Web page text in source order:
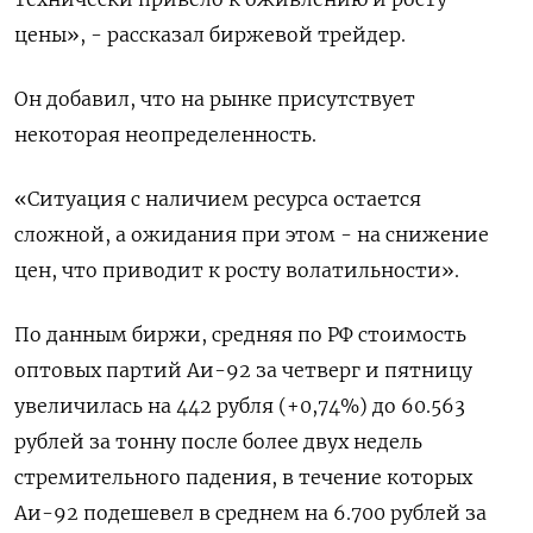
цены», - рассказал биржевой трейдер.
Он добавил, что на рынке присутствует
некоторая неопределенность.
«Ситуация с наличием ресурса остается
сложной, а ожидания при этом - на снижение
цен, что приводит к росту волатильности».
По данным биржи, средняя по РФ стоимость
оптовых партий Аи-92 за четверг и пятницу
увеличилась на 442 рубля (+0,74%) до 60.563
рублей за тонну после более двух недель
стремительного падения, в течение которых
Аи-92 подешевел в среднем на 6.700 рублей за